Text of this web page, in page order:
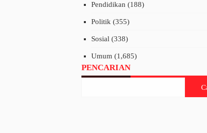
Pendidikan (188)
Politik (355)
Sosial (338)
Umum (1,685)
PENCARIAN